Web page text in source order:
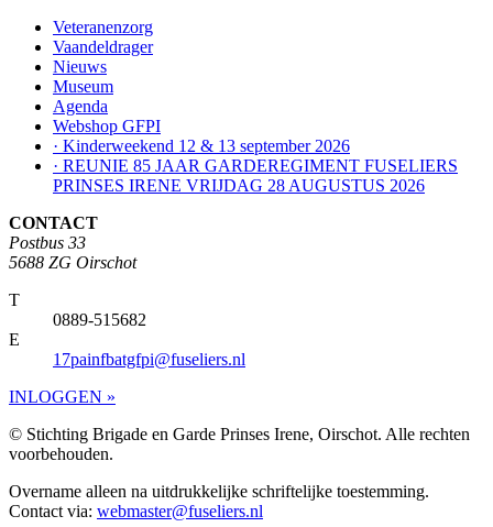
Veteranenzorg
Vaandeldrager
Nieuws
Museum
Agenda
Webshop GFPI
· Kinderweekend 12 & 13 september 2026
· REUNIE 85 JAAR GARDEREGIMENT FUSELIERS
PRINSES IRENE VRIJDAG 28 AUGUSTUS 2026
CONTACT
Postbus 33
5688 ZG Oirschot
T
0889-515682
E
17painfbatgfpi@fuseliers.nl
INLOGGEN »
© Stichting Brigade en Garde Prinses Irene, Oirschot. Alle rechten
voorbehouden.
Overname alleen na uitdrukkelijke schriftelijke toestemming.
Contact via: webmaster@fuseliers.nl